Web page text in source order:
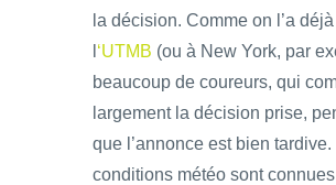
la décision. Comme on l’a
‘UTMB (ou à New York, par
beaucoup de coureurs, qui
largement la décision prise,
que l’annonce est bien tardive.
conditions météo sont